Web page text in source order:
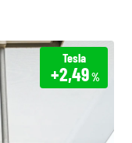
Tesla
+2,49%